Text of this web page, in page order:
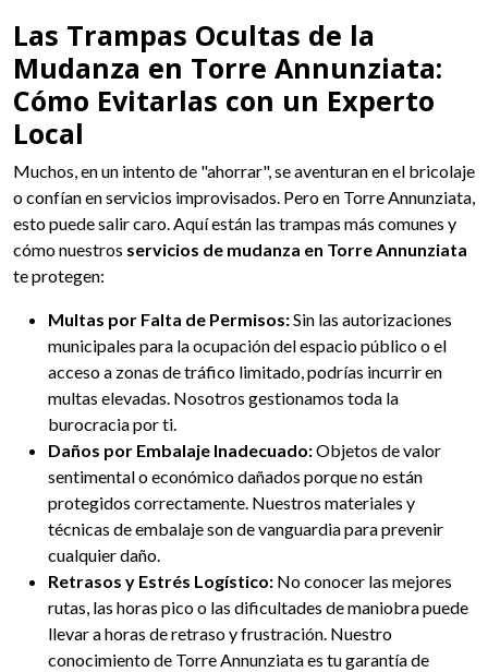
Las Trampas Ocultas de la
Mudanza en Torre Annunziata:
Cómo Evitarlas con un Experto
Local
Muchos, en un intento de "ahorrar", se aventuran en el bricolaje
o confían en servicios improvisados. Pero en Torre Annunziata,
esto puede salir caro. Aquí están las trampas más comunes y
cómo nuestros servicios de mudanza en Torre Annunziata
te protegen:
Multas por Falta de Permisos:Sin las autorizaciones
municipales para la ocupación del espacio público o el
acceso a zonas de tráfico limitado, podrías incurrir en
multas elevadas. Nosotros gestionamos toda la
burocracia por ti.
Daños por Embalaje Inadecuado:Objetos de valor
sentimental o económico dañados porque no están
protegidos correctamente. Nuestros materiales y
técnicas de embalaje son de vanguardia para prevenir
cualquier daño.
Retrasos y Estrés Logístico: No conocer las mejores
rutas, las horas pico o las dificultades de maniobra puede
llevar a horas de retraso y frustración. Nuestro
conocimiento de Torre Annunziata es tu garantía de